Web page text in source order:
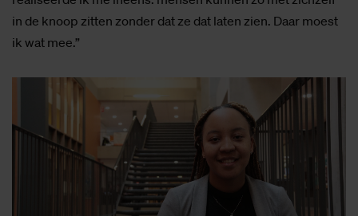
in de knoop zitten zonder dat ze dat laten zien. Daar moest
ik wat mee.”